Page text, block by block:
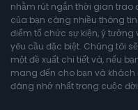
nhằm rút ngắn thời gian trao
của bạn càng nhiều thông
điểm tổ chức sự kiện, ý
yêu cầu đặc biệt. Chúng tôi
một đề xuất chi tiết và, nếu
mang đến cho bạn và
đáng nhớ nhất trong cuộc